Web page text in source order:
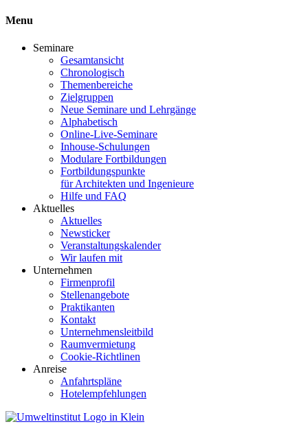
Menu
Seminare
Gesamtansicht
Chronologisch
Themenbereiche
Zielgruppen
Neue Seminare und Lehrgänge
Alphabetisch
Online-Live-Seminare
Inhouse-Schulungen
Modulare Fortbildungen
Fortbildungspunkte
für Architekten und Ingenieure
Hilfe und FAQ
Aktuelles
Aktuelles
Newsticker
Veranstaltungskalender
Wir laufen mit
Unternehmen
Firmenprofil
Stellenangebote
Praktikanten
Kontakt
Unternehmensleitbild
Raumvermietung
Cookie-Richtlinen
Anreise
Anfahrtspläne
Hotelempfehlungen